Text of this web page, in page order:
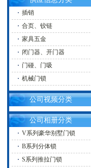
插销
合页、铰链
家具五金
闭门器、开门器
门碰、门吸
机械门锁
公司视频分类
公司相册分类
V系列豪华别墅门锁
B系列分体锁
S系列推拉门锁